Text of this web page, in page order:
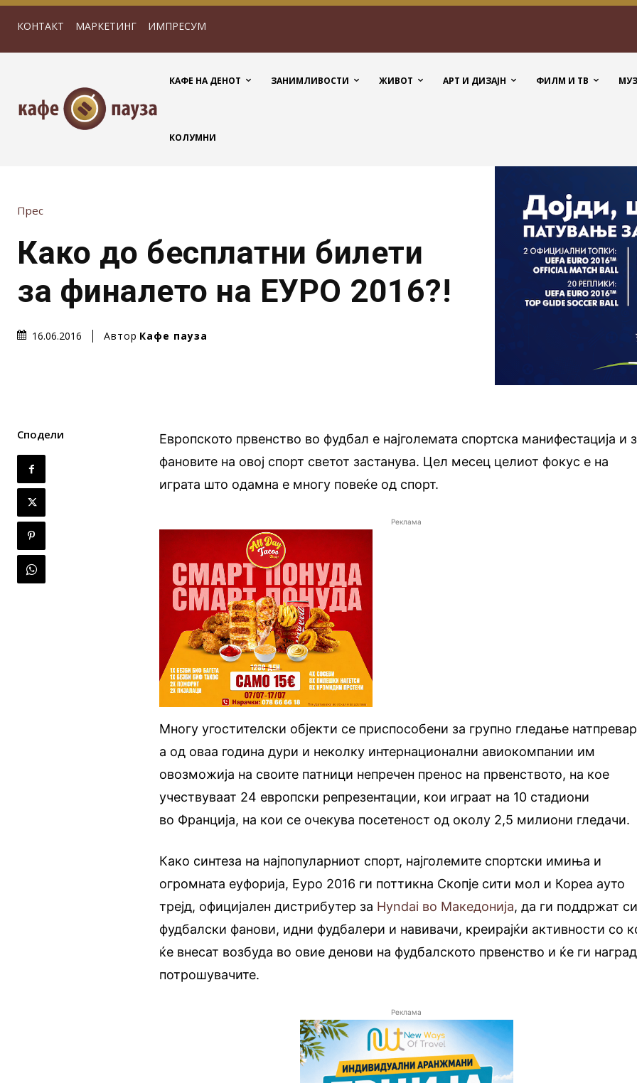
КОНТАКТ МАРКЕТИНГ ИМПРЕСУМ
КАФЕ НА ДЕНОТ ЗАНИМЛИВОСТИ ЖИВОТ АРТ И ДИЗАЈН ФИЛМ И ТВ
КОЛУМНИ
Прес
Како до бесплатни билети
за финалето на ЕУРО 2016?!
16.06.2016 Автор Кафе пауза
Сподели
Европското првенство во фудбал е најголемата спортска манифестација и
фановите на овој спорт светот застанува. Цел месец целиот фокус е на
играта што одамна е многу повеќе од спорт.
Реклама
Многу угостителски објекти се приспособени за групно гледање
а од оваа година дури и неколку интернационални авиокомпании им
овозможија на своите патници непречен пренос на првенството, на кое
учествуваат 24 европски репрезентации, кои играат на 10 стадиони
во Франција, на кои се очекува посетеност од околу 2,5 милиони гледачи.
Како синтеза на најпопуларниот спорт, најголемите спортски имиња и
огромната еуфорија, Еуро 2016 ги поттикна Скопје сити мол и Кореа ауто
трејд, официјален дистрибутер за Hyndai во Македонија, да ги поддржат
фудбалски фанови, идни фудбалери и навивачи, креирајќи активности со
ќе внесат возбуда во овие денови на фудбалското првенство и ќе ги
потрошувачите.
Реклама